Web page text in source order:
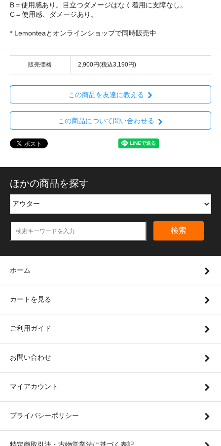
B＝使用感あり。目立つダメージはなく着用に支障なし。
C＝使用感、ダメージあり。
* Lemonteaとオンラインショップで同時販売中
販売価格 2,900円(税込3,190円)
この商品を友達に教える
この商品について問い合わせる
ほかの商品を探す
検索
ホーム
カートを見る
ご利用ガイド
お問い合わせ
マイアカウント
プライバシーポリシー